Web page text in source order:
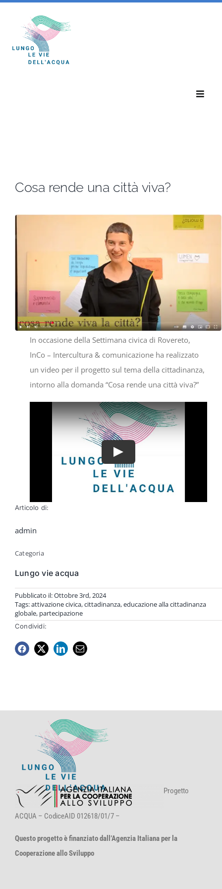
contenuto
Toggle
Notizie
Chi Siamo
Settimana Civica
Cosa rende una città viva?
In occasione della Settimana civica di Rovereto,
InCo – Intercultura & comunicazione ha realizzato
un video per il progetto sul tema della cittadinanza,
intorno alla domanda “Cosa rende una città viva?”
Articolo di:
admin
Categoria
Lungo vie acqua
Pubblicato il: Ottobre 3rd, 2024
Tags:attivazione civica,cittadinanza,educazione alla cittadinanza
globale, partecipazione
Condividi:
Progetto
ACQUA – CodiceAID 012618/01/7 –
Questo progetto è finanziato dall’Agenzia Italiana per la
Cooperazione allo Sviluppo